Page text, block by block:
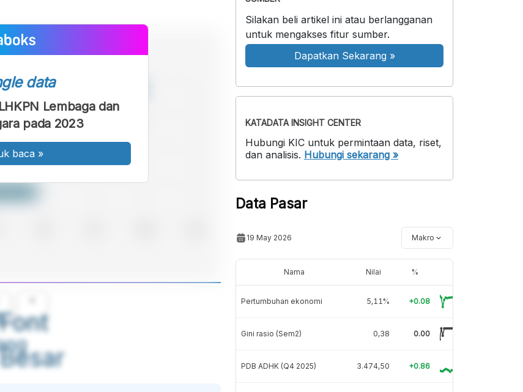
Font
Besar
data
Lembaga dan
pada 2023
baca »
Silakan beli artikel ini atau berlangganan
untuk mengakses fitur sumber.
Dapatkan Sekarang »
KATADATA INSIGHT CENTER
Hubungi KIC untuk permintaan data, riset,
dan analisis. Hubungi sekarang »
Data Pasar
19 May 2026 Makro
Nama Nilai %
Pertumbuhan ekonomi 5,11% +0.08
Gini rasio (Sem2) 0,38 0.00
PDB ADHK (Q4 2025) 3.474,50 +0.86